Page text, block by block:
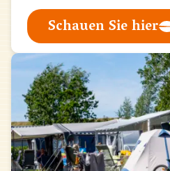
Schauen Sie hier